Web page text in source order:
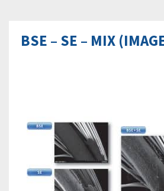
BSE – SE – MIX